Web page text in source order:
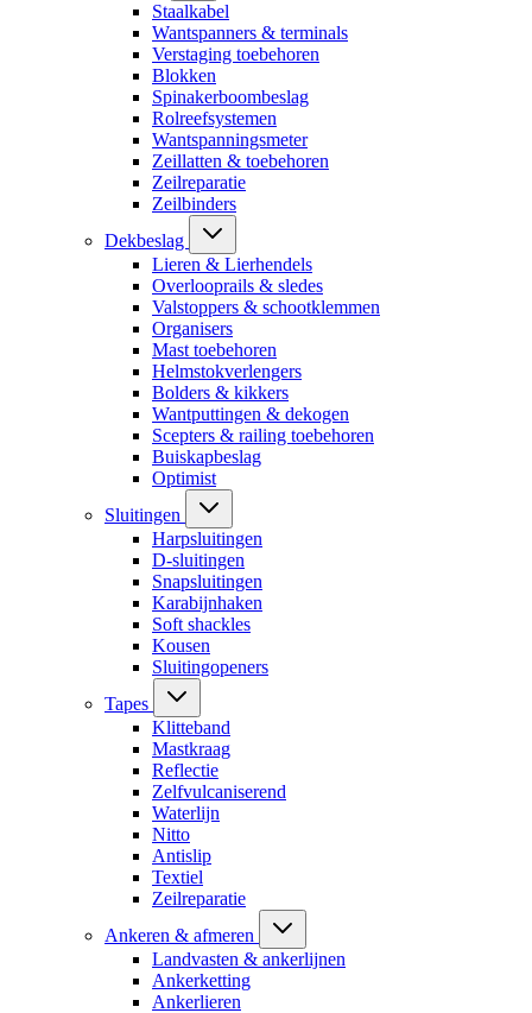
Staalkabel
Wantspanners & terminals
Verstaging toebehoren
Blokken
Spinakerboombeslag
Rolreefsystemen
Wantspanningsmeter
Zeillatten & toebehoren
Zeilreparatie
Zeilbinders
Dekbeslag
Lieren & Lierhendels
Overlooprails & sledes
Valstoppers & schootklemmen
Organisers
Mast toebehoren
Helmstokverlengers
Bolders & kikkers
Wantputtingen & dekogen
Scepters & railing toebehoren
Buiskapbeslag
Optimist
Sluitingen
Harpsluitingen
D-sluitingen
Snapsluitingen
Karabijnhaken
Soft shackles
Kousen
Sluitingopeners
Tapes
Klitteband
Mastkraag
Reflectie
Zelfvulcaniserend
Waterlijn
Nitto
Antislip
Textiel
Zeilreparatie
Ankeren & afmeren
Landvasten & ankerlijnen
Ankerketting
Ankerlieren